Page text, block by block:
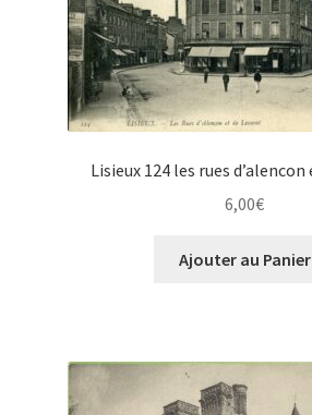
Lisieux 124 les rues
6,00€
Ajouter au Panier